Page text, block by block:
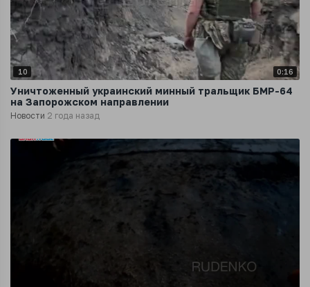
10 0:16
Уничтоженный украинский минный тральщик БМР-64
на Запорожском направлении
Новости 2 года назад